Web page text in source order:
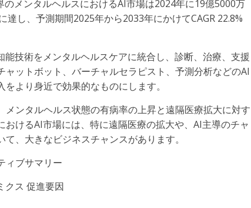
メンタルヘルスにおけるAI市場は2024年に19億5000万
し、予測期間2025年から2033年にかけてCAGR 22.8%
技術をメンタルヘルスケアに統合し、診断、治療、支援
ットボット、バーチャルセラピスト、予測分析などのAI
より身近で効果的なものにします。
ンタルヘルス状態の有病率の上昇と遠隔医療拡大に対す
けるAI市場には、特に遠隔医療の拡大や、AI主導のチャ
、大きなビジネスチャンスがあります。
ィブサマリー
クス 促進要因